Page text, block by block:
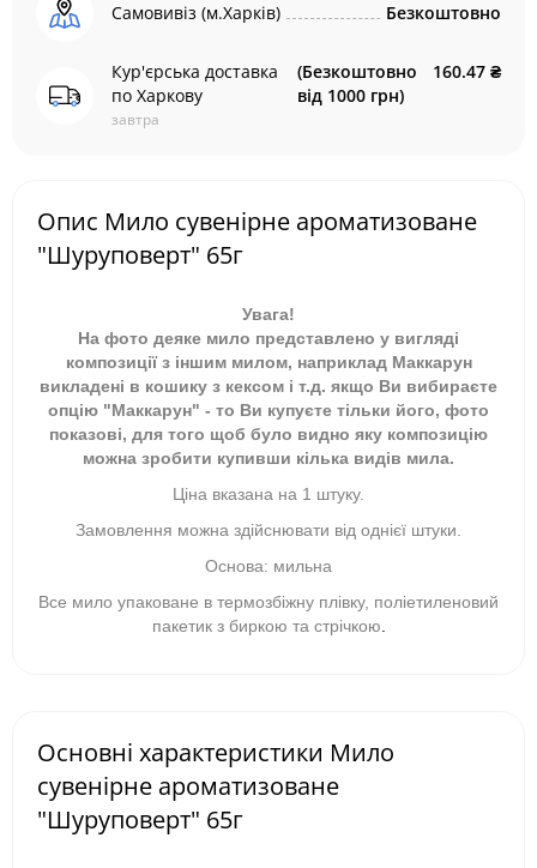
Самовивіз (м.Харків) Безкоштовно
Кур'єрська доставка
по Харкову
завтра
(Безкоштовно
від 1000 грн)
160.47 ₴
Опис Мило сувенірне ароматизоване
"Шуруповерт" 65г
Увага!
На фото деяке мило представлено у вигляді
композиції з іншим милом, наприклад Маккарун
викладені в кошику з кексом і т.д. якщо Ви вибираєте
опцію "Маккарун" - то Ви купуєте тільки його, фото
показові, для того щоб було видно яку композицію
можна зробити купивши кілька видів мила.
Ціна вказана на 1 штуку.
Замовлення можна здійснювати від однієї штуки.
Основа: мильна
Все мило упаковане в термозбіжну плівку, поліетиленовий
пакетик з биркою та стрічкою
Основні характеристики Мило
сувенірне ароматизоване
"Шуруповерт" 65г